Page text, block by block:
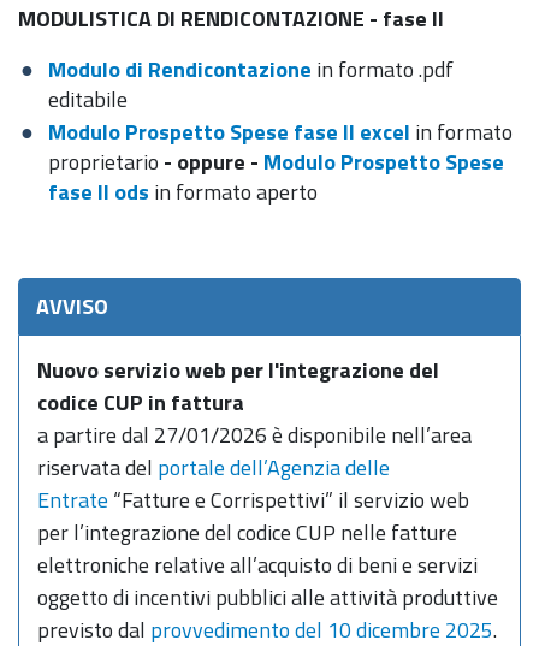
MODULISTICA DI RENDICONTAZIONE - fase II
Modulo di Rendicontazione in formato .pdf
editabile
Modulo Prospetto Spese fase II excel in formato
proprietario - oppure - Modulo Prospetto Spese
fase II ods in formato aperto
AVVISO
Nuovo servizio web per l'integrazione del
codice CUP in fattura
a partire dal 27/01/2026 è disponibile nell’area
riservata del portale dell’Agenzia delle
Entrate “Fatture e Corrispettivi” il servizio web
per l’integrazione del codice CUP nelle fatture
elettroniche relative all’acquisto di beni e servizi
oggetto di incentivi pubblici alle attività produttive
previsto dal provvedimento del 10 dicembre 2025.